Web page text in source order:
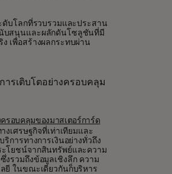
ดับโลกที่รวบรวมและประสาน
บสนุนและผลักดันโซลูชันที่มี
เพื่อสร้างผลกระทบผ่าน
ารเติบโตอย่างครอบคลุม
รอบคลุมของมาสเตอร์การ์ดopens in a new
งเศรษฐกิจที่เท่าเทียมและ
ริการทางการเงินอย่างทั่วถึง
โยชน์จากสินทรัพย์และความ
งรวมถึงข้อมูลเชิงลึก ความ
ยี ในขณะเดียวกันก็บริหาร